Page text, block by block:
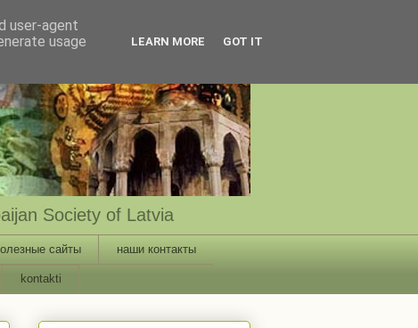
Society of Latvia
сайты наши контакты
kontakti
user-agent
usage
LEARN MORE GOT IT